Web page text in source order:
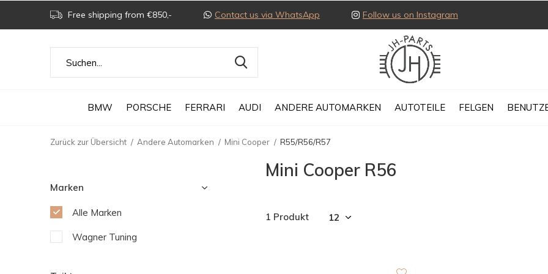
BMW PORSCHE FERRARI AUDI ANDERE AUTOMARKEN AUTOTEILE FELGEN
Free shipping from €850,- Contact us via WhatsApp Follow us on Instagram
Zurück zur Übersicht Andere Automarken Mini Cooper R55/R56/R57
Mini Cooper R56
1 Produkt
Marken
Alle Marken
Wagner Tuning